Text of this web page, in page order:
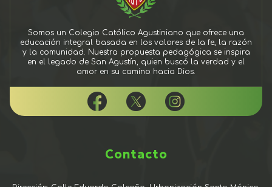
Somos un Colegio Católico Agustiniano que ofrece una
educación integral basada en los valores de la fe, la razón
y la comunidad. Nuestra propuesta pedagógica se inspira
en el legado de San Agustín, quien buscó la verdad y el
amor en su camino hacia Dios.
Contacto